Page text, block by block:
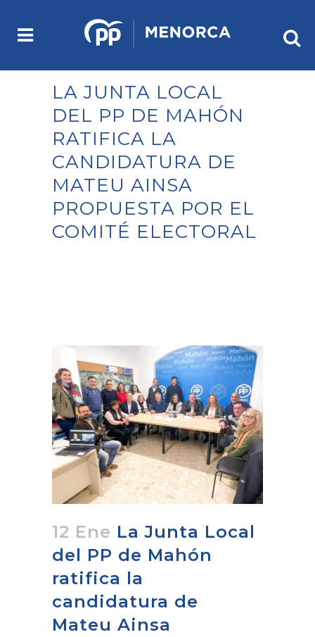
LA JUNTA LOCAL
DEL PP DE MAHÓN
RATIFICA LA
CANDIDATURA DE
MATEU AINSA
PROPUESTA POR EL
COMITÉ ELECTORAL
12 Ene La Junta Local
del PP de Mahón
ratifica la
candidatura de
Mateu Ainsa